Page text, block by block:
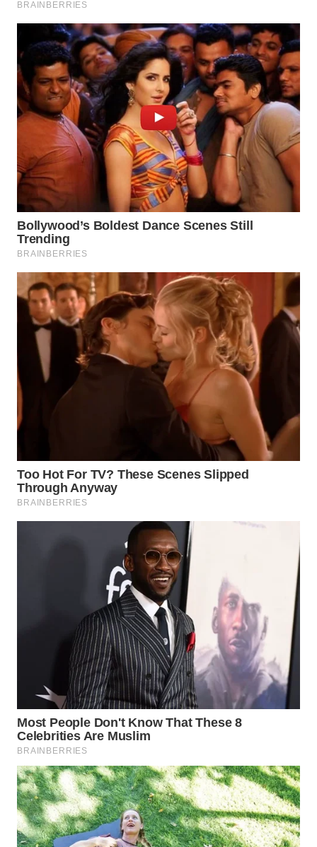
WN
TANJUNG
LESUNG
WN
KARO
WN
SIMALUNGUN
WN
LABUHANBATU
WN
TAPANULI
TENGAH
WN DELI
SERDANG
WN
PAKPAK
WN
WN
TAPANULI
UTARA
WN
SAMOSIR
WN
PADANG